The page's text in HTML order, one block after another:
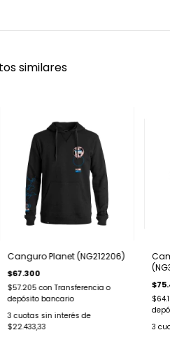
similares
Canguro Planet (NG212206)
$67.300
$57.205con Transferencia o
depósito bancario
3 cuotas sin interés de
$22.433,33
3